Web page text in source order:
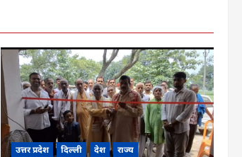
उत्तर प्रदेश दिल्ली देश राज्य